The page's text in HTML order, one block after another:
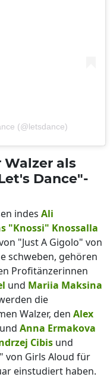
(@letsdance)
Walzer als
Dance"-
indes Ali
"Knossi" Knossalla
"Just A Gigolo" von
schweben, gehören
Profitänzerinnen
und Mariia Maksina
die
Walzer, den Alex
und Anna Ermakova
Cibis und
von Girls Aloud für
einstudiert haben.